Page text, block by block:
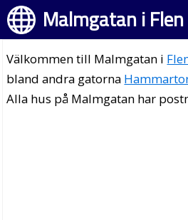
Malmgatan i Flen
Välkommen till Malmgatan i
bland andra gatorna
Alla hus på Malmgatan har